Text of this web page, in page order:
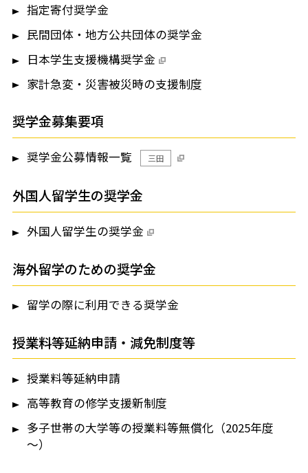
指定寄付奨学金
民間団体・地方公共団体の奨学金
日本学生支援機構奨学金
家計急変・災害被災時の支援制度
奨学金募集要項
奨学金公募情報一覧 三田
外国人留学生の奨学金
外国人留学生の奨学金
海外留学のための奨学金
留学の際に利用できる奨学金
授業料等延納申請・減免制度等
授業料等延納申請
高等教育の修学支援新制度
多子世帯の大学等の授業料等無償化（2025年度
～）